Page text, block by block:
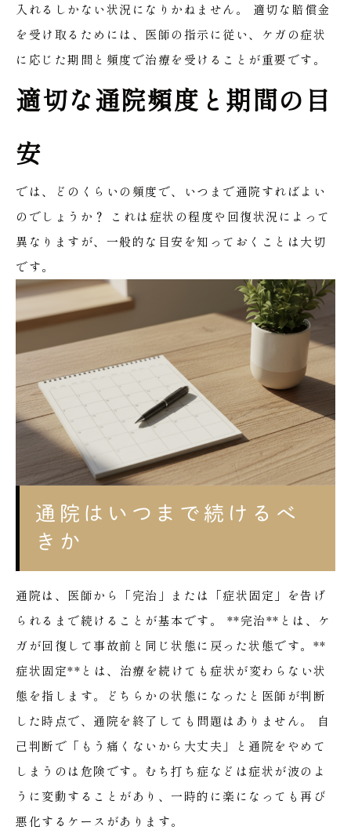
入れるしかない状況になりかねません。
適切な賠償金
を受け取るためには、医師の指示に従い、ケガの症状
に応じた期間と頻度で治療を受けることが重要です。
適切な通院頻度と期間の目
安
では、どのくらいの頻度で、いつまで通院すればよい
のでしょうか？
これは症状の程度や回復状況によって
異なりますが、一般的な目安を知っておくことは大切
です。
通院はいつまで続けるべ
きか
通院は、医師から「完治」または「症状固定」を告げ
られるまで続けることが基本です。
**完治**とは、ケ
ガが回復して事故前と同じ状態に戻った状態です。**
症状固定**とは、治療を続けても症状が変わらない状
態を指します。どちらかの状態になったと医師が判断
した時点で、通院を終了しても問題はありません。
自
己判断で「もう痛くないから大丈夫」と通院をやめて
しまうのは危険です。むち打ち症などは症状が波のよ
うに変動することがあり、一時的に楽になっても再び
悪化するケースがあります。